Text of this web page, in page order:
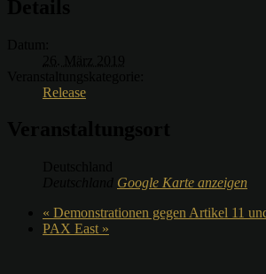
Release
Google Karte anzeigen
« Demonstrationen gegen Artikel 11
PAX East »